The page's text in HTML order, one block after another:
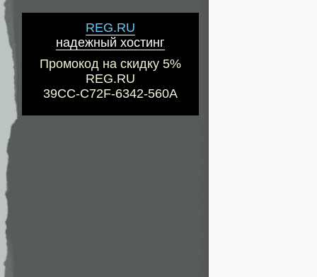
REG.RU
надежный хостинг
Промокод на скидку 5%
REG.RU
39CC-C72F-6342-560A